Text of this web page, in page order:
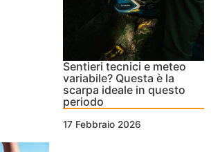
Sentieri tecnici e meteo
variabile? Questa è la
scarpa ideale in questo
periodo
17 Febbraio 2026